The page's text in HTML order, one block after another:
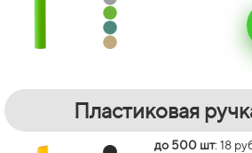
Пластиковая
до 500 шт: 18